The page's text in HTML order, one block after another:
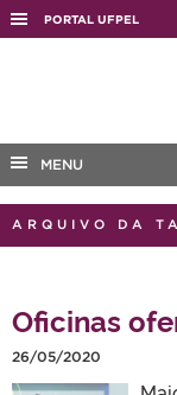
PORTAL UFPEL
EDITAIS
TELEFONES
MENU
ARQUIVO DA
Oficinas
26/05/2020